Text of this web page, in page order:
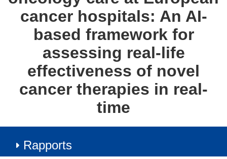
cancer hospitals: An AI-
based framework for
assessing real-life
effectiveness of novel
cancer therapies in real-
time
Rapports